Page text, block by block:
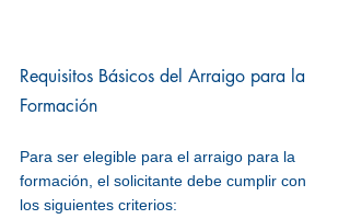
Requisitos Básicos del Arraigo para la
Formación
Para ser elegible para el arraigo para la
formación, el solicitante debe cumplir con
los siguientes criterios: